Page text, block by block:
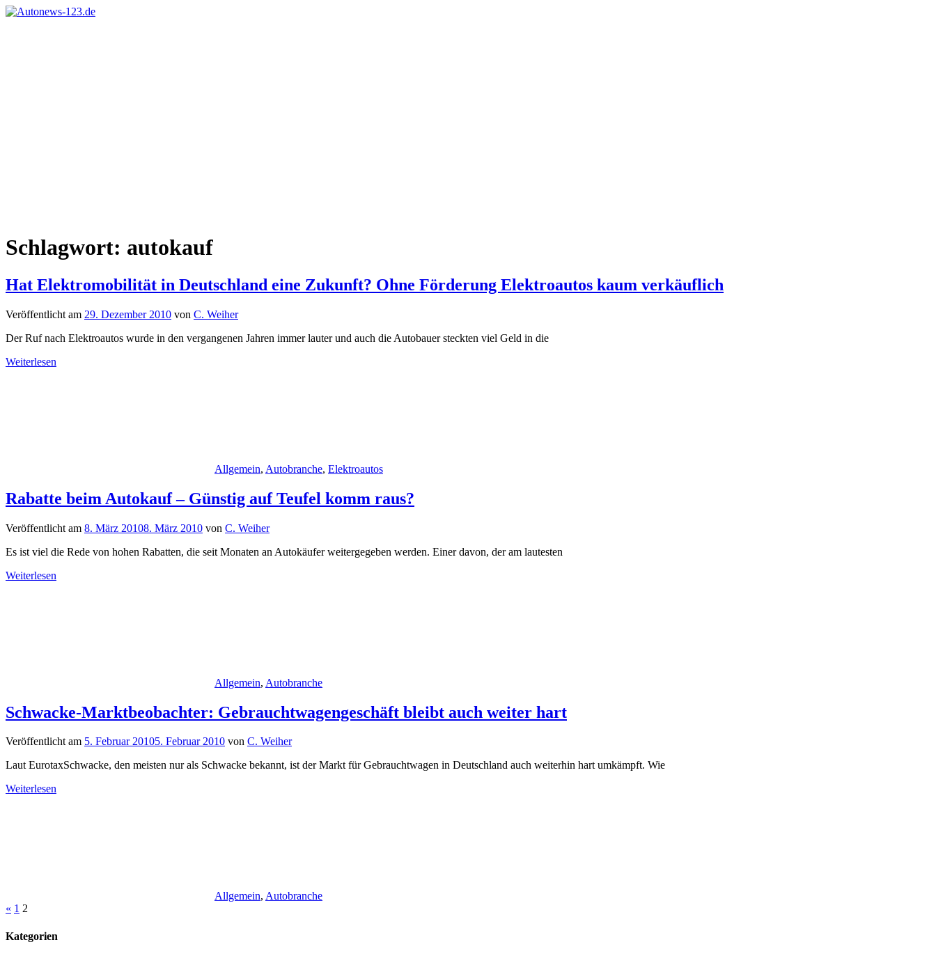
Zum
Schlagwort: autokauf
Hat Elektromobilität in Deutschland eine Zukunft? Ohne Förderung Elektroautos kaum verkäuflich
Veröffentlicht am 29. Dezember 2010 von C. Weiher
Der Ruf nach Elektroautos wurde in den vergangenen Jahren immer lauter und auch die Autobauer steckten viel Geld in die
Weiterlesen
Allgemein, Autobranche, Elektroautos
Rabatte beim Autokauf – Günstig auf Teufel komm raus?
Veröffentlicht am 8. März 20108. März 2010 von C. Weiher
Es ist viel die Rede von hohen Rabatten, die seit Monaten an Autokäufer weitergegeben werden. Einer davon, der am lautesten
Weiterlesen
Allgemein, Autobranche
Schwacke-Marktbeobachter: Gebrauchtwagengeschäft bleibt auch weiter hart
Veröffentlicht am 5. Februar 20105. Februar 2010 von C. Weiher
Laut EurotaxSchwacke, den meisten nur als Schwacke bekannt, ist der Markt für Gebrauchtwagen in Deutschland auch weiterhin hart umkämpft. Wie
Weiterlesen
Allgemein, Autobranche
Seitennummerierung
der
« Vorherige
1 2
Kategorien